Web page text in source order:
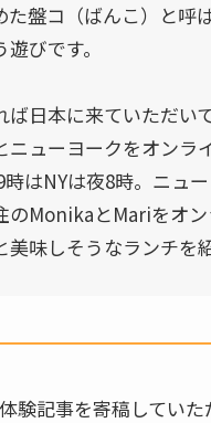
た盤コ（ばんこ）と呼
びです。
日本に来ていただい
ニューヨークをオンラ
はNYは夜8時。ニュ
のMonikaとMariをオ
美味しそうなランチを
験記事を寄稿していた